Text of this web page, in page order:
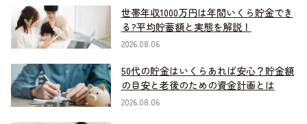
世帯年収1000万円は年間いくら貯金でき
る?平均貯蓄額と実態を解説！
2026.08.06
50代の貯金はいくらあれば安心？貯金額
の目安と老後のための資金計画とは
2026.08.06